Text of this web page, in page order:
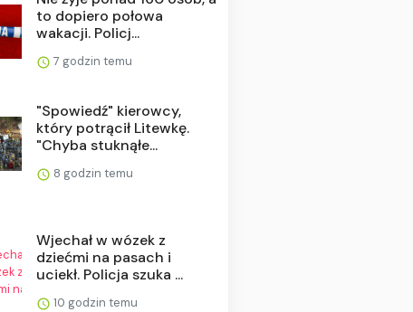
to dopiero połowa
wakacji. Policj...
7 godzin temu
"Spowiedź" kierowcy,
który potrącił Litewkę.
"Chyba stuknąłe...
8 godzin temu
Wjechał w wózek z
dziećmi na pasach i
uciekł. Policja szuka ...
10 godzin temu